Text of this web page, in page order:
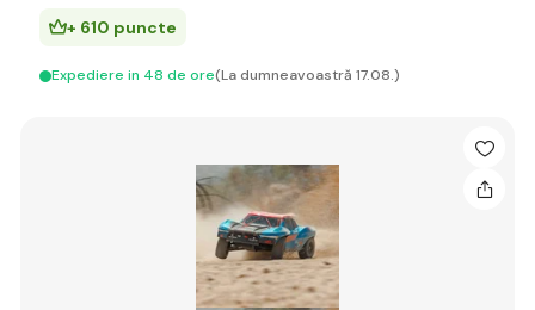
+ 610 puncte
Expediere in 48 de ore(La dumneavoastră 17.08.)